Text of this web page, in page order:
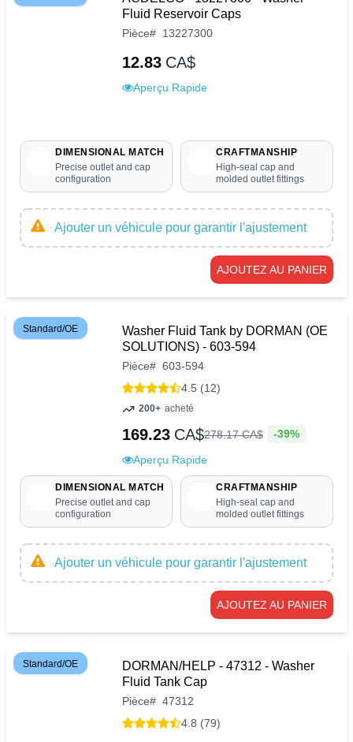
Fluid Reservoir Caps
Pièce# 13227300
12.83 CA$
Aperçu Rapide
DIMENSIONAL MATCH
Precise outlet and cap
configuration
CRAFTMANSHIP
High-seal cap and
molded outlet fittings
Ajouter un véhicule pour garantir l'ajustement
AJOUTEZ AU PANIER
Standard/OE
Washer Fluid Tank by DORMAN (OE
SOLUTIONS) - 603-594
Pièce# 603-594
4.5 (12)
200+ acheté
169.23 CA$278.17CA$ -39%
Aperçu Rapide
DIMENSIONAL MATCH
Precise outlet and cap
configuration
CRAFTMANSHIP
High-seal cap and
molded outlet fittings
Ajouter un véhicule pour garantir l'ajustement
AJOUTEZ AU PANIER
Standard/OE
DORMAN/HELP - 47312 - Washer
Fluid Tank Cap
Pièce# 47312
4.8 (79)